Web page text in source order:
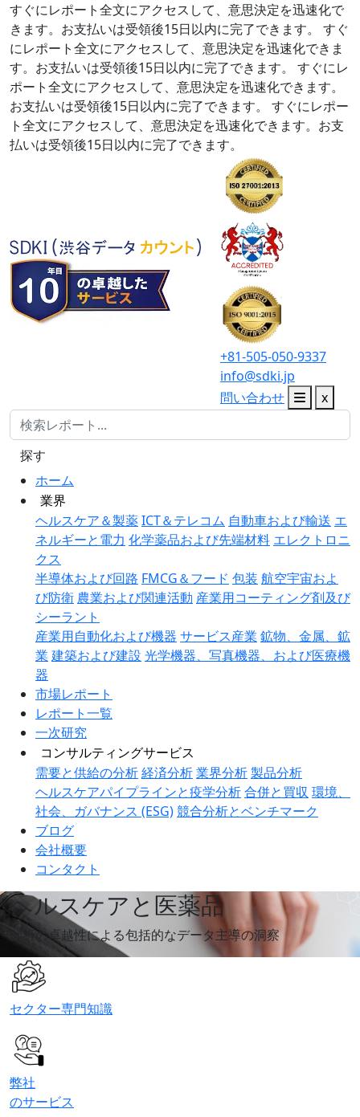
すぐにレポート全文にアクセスして、意思決定を迅速化で
きます。お支払いは受領後15日以内に完了できます。
すぐ
にレポート全文にアクセスして、意思決定を迅速化できま
す。お支払いは受領後15日以内に完了できます。
すぐにレ
ポート全文にアクセスして、意思決定を迅速化できます。
お支払いは受領後15日以内に完了できます。
すぐにレポー
ト全文にアクセスして、意思決定を迅速化できます。お支
払いは受領後15日以内に完了できます。
+81-505-050-9337
info@sdki.jp
問い合わせ
x
ホーム
業界
ヘルスケア＆製薬ICT＆テレコム 自動車および輸送 エ
ネルギーと電力 化学薬品および先端材料 エレクトロニ
クス
半導体および回路 FMCG＆フード 包装 航空宇宙およ
び防衛 農業および関連活動 産業用コーティング剤及び
シーラント
産業用自動化および機器 サービス産業 鉱物、金属、鉱
業 建築および建設 光学機器、写真機器、および医療機
器
市場レポート
レポート一覧
一次研究
コンサルティングサービス
需要と供給の分析経済分析業界分析製品分析
ヘルスケアパイプラインと疫学分析合併と買収 環境、
社会、ガバナンス (ESG)競合分析とベンチマーク
ブログ
会社概要
コンタクト
探す
ヘルスケアと医薬品
分析の卓越性による包括的なデータ主導の洞察
セクター専門知識
弊社
のサービス